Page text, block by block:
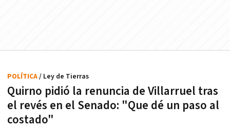
Quirno pidió la renuncia de Villarruel tras
el revés en el Senado: "Que dé un paso al
costado"
POLÍTICA/ Ley de Tierras